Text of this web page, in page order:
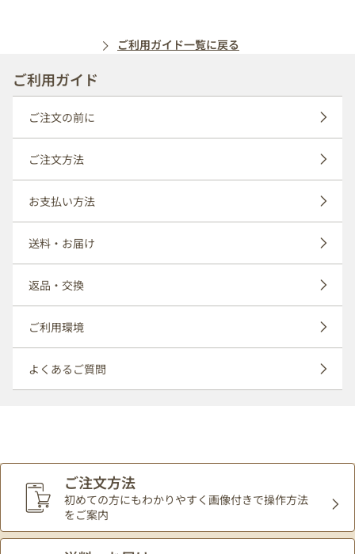
ご利用ガイド
ご注文の前に
ご注文方法
お支払い方法
送料・お届け
返品・交換
ご利用環境
よくあるご質問
ご利用ガイド一覧に戻る
ご注文方法
初めての方にもわかりやすく 画像付きで操作方法
をご案内